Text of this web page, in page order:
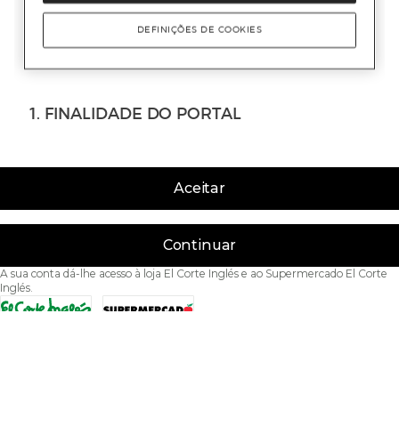
Aceitar
Continuar
A sua conta dá-lhe acesso à loja El Corte Inglés e ao Supermercado El Corte
Inglés.